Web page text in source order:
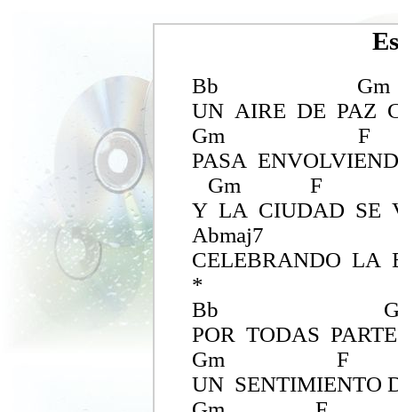
Bb
UN AIRE DE PAZ
Gm
PASA
Gm F
Y LA CIUDAD SE
CELEBRANDO LA
*
Bb
POR TODAS
Gm
UN SENTIMIENTO